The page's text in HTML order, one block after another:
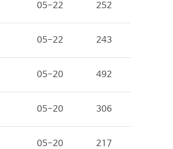
05-22 252
05-22 243
05-20 492
05-20 306
05-20 217